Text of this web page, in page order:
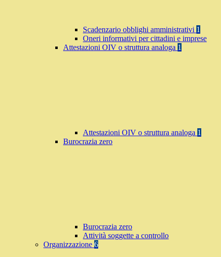
Scadenzario obblighi amministrativi 1
Oneri informativi per cittadini e imprese
Attestazioni OIV o struttura analoga 1
Attestazioni OIV o struttura analoga 1
Burocrazia zero
Burocrazia zero
Attività soggette a controllo
Organizzazione 6